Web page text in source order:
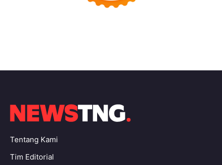
Tentang Kami
Tim Editorial